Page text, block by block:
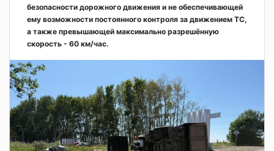
безопасности дорожного движения и не обеспечивающей
ему возможности постоянного контроля за движением ТС,
а также превышающей максимально разрешённую
скорость - 60 км/час.